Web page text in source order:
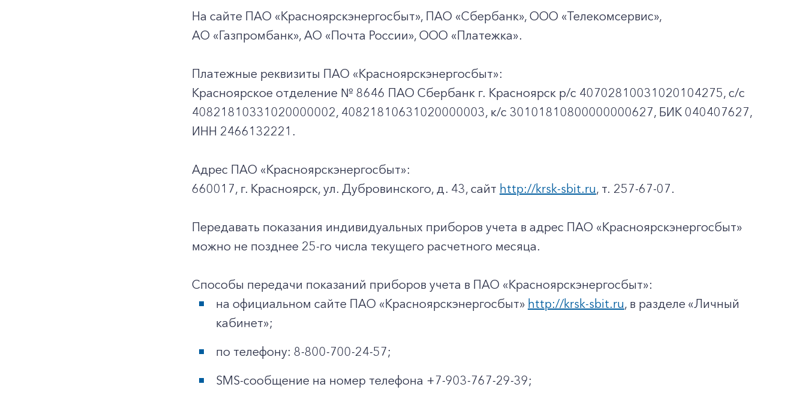
+7-800-700-24-57
Заказать обратный звонок
Корпоративным клиентам
На сайте ПАО «Красноярскэнергосбыт», ПАО «Сбербанк», ООО «Телекомсервис»,
АО «Газпромбанк», АО «Почта России», ООО «Платежка».
Платежные реквизиты ПАО «Красноярскэнергосбыт»:
Красноярское отделение № 8646 ПАО Сбербанк г. Красноярск p/c 40702810031020104275, с/с
40821810331020000002, 40821810631020000003, к/c 30101810800000000627, БИК 040407627,
ИНН 2466132221.
Адрес ПАО «Красноярскэнергосбыт»:
660017, г. Красноярск, ул. Дубровинского, д. 43, сайт http://krsk-sbit.ru, т. 257-67-07.
Передавать показания индивидуальных приборов учета в адрес ПАО «Красноярскэнергосбыт»
можно не позднее 25-го числа текущего расчетного месяца.
Способы передачи показаний приборов учета в ПАО «Красноярскэнергосбыт»:
на официальном сайте ПАО «Красноярскэнергосбыт» http://krsk-sbit.ru, в разделе «Личный
кабинет»;
по телефону: 8-800-700-24-57;
SMS-сообщение на номер телефона +7-903-767-29-39;